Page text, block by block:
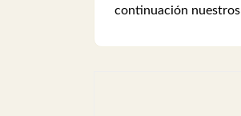
continuación nuestros